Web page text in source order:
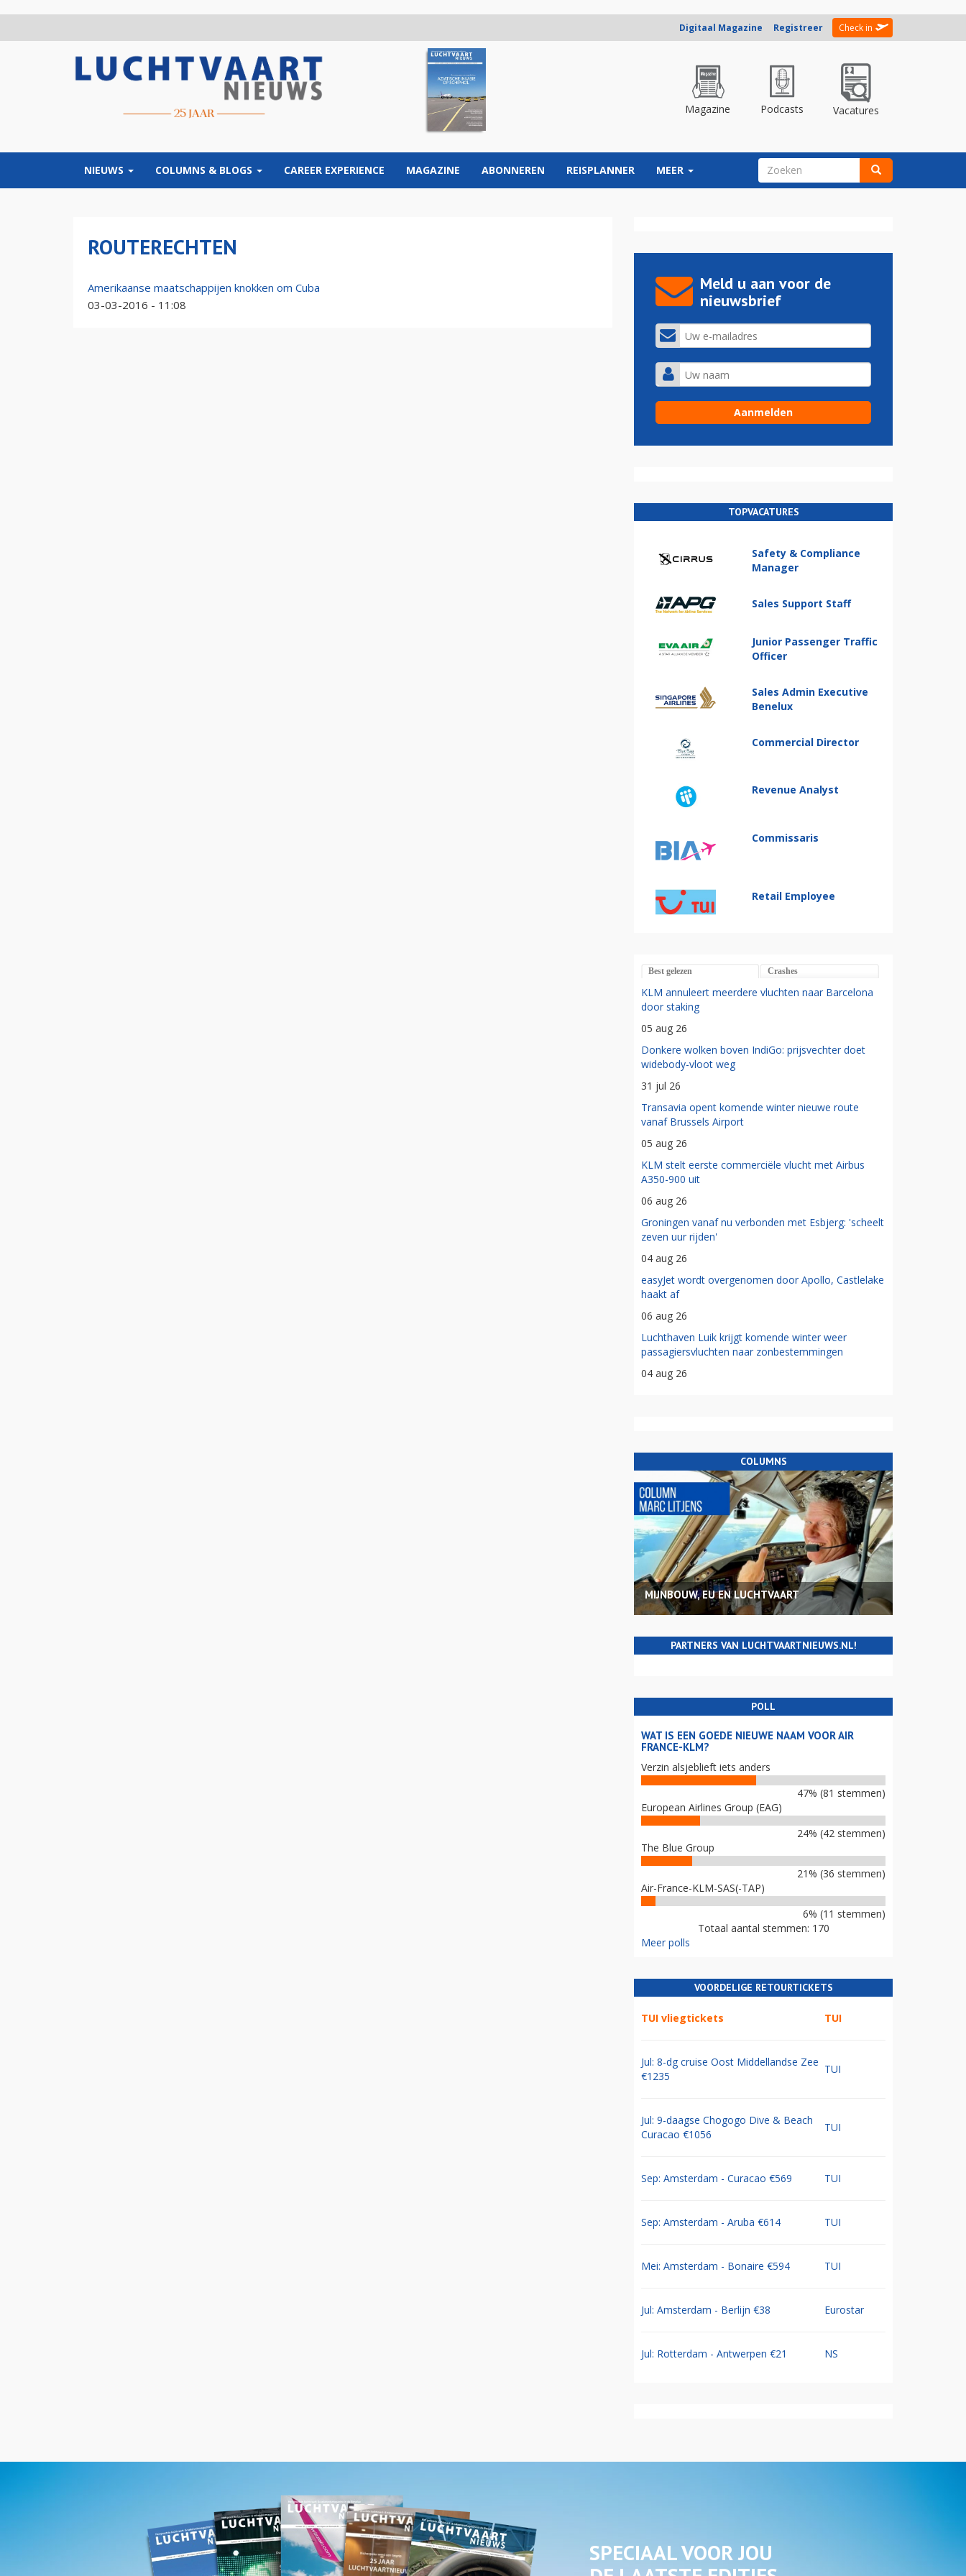
Digitaal Magazine Registreer Check in
Magazine Podcasts Vacatures
NIEUWS COLUMNS & BLOGS CAREER EXPERIENCE MAGAZINE ABONNEREN REISPLANNER MEER ZOEKVELD
ROUTERECHTEN
Amerikaanse maatschappijen knokken om Cuba
03-03-2016 - 11:08
Meld u aan voor de
nieuwsbrief
TOPVACATURES
Safety & Compliance
Manager
Sales Support Staff
Junior Passenger Traffic
Officer
Sales Admin Executive
Benelux
Commercial Director
Revenue Analyst
Commissaris
Retail Employee
Best gelezen Crashes
KLM annuleert meerdere vluchten naar Barcelona
door staking
05 aug 26
Donkere wolken boven IndiGo: prijsvechter doet
widebody-vloot weg
31 jul 26
Transavia opent komende winter nieuwe route
vanaf Brussels Airport
05 aug 26
KLM stelt eerste commerciële vlucht met Airbus
A350-900 uit
06 aug 26
Groningen vanaf nu verbonden met Esbjerg: 'scheelt
zeven uur rijden'
04 aug 26
easyJet wordt overgenomen door Apollo, Castlelake
haakt af
06 aug 26
Luchthaven Luik krijgt komende winter weer
passagiersvluchten naar zonbestemmingen
04 aug 26
COLUMNS
MIJNBOUW, EU EN LUCHTVAART
PARTNERS VAN LUCHTVAARTNIEUWS.NL!
POLL
WAT IS EEN GOEDE NIEUWE NAAM VOOR AIR
FRANCE-KLM?
Verzin alsjeblieft iets anders
47% (81 stemmen)
European Airlines Group (EAG)
24% (42 stemmen)
The Blue Group
21% (36 stemmen)
Air-France-KLM-SAS(-TAP)
6% (11 stemmen)
Totaal aantal stemmen: 170
Meer polls
VOORDELIGE RETOURTICKETS
TUI vliegtickets TUI
Jul: 8-dg cruise Oost Middellandse Zee
€1235
TUI
Jul: 9-daagse Chogogo Dive & Beach
Curacao €1056
TUI
Sep: Amsterdam - Curacao €569 TUI
Sep: Amsterdam - Aruba €614 TUI
Mei: Amsterdam - Bonaire €594 TUI
Jul: Amsterdam - Berlijn €38 Eurostar
Jul: Rotterdam - Antwerpen €21 NS
SPECIAAL VOOR JOU